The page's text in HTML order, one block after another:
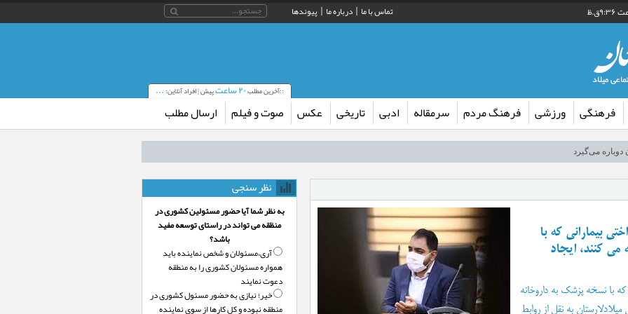
تماس با ما درباره ما پیوندها
::آخرین مطلب۲۰ ساعت پیش | افراد آنلاین:...
فرهنگی ورزشی فرهنگ مردم سرمقاله ادبی تاریخی عکس صوت و فیلم ارسال مطلب
از شبکه توزیع آب شهر لار
می‌گیرد
سپاه فارس در راستای توسعه ورزش کشتی لارستان
در کتابخانه عمومی گنج شایگان لار
فکری کودکان و نوجوانان اوز راه اندازی شد
بیمارانی که با
کنند، ایجاد
که با نسخه پزشک به داروخانه
به نقل از روابط
نظر سنجی
به نظر شما آیا حضور مسئولین کشوری در
منظقه می تواند در راستای توسعه مفید
باشد؟
آری،‌مسئولان و شخص نماینده باید
همواره مسئولان کشوری را به منطقه
دعوت نمایند
خیر؛‌ نیازی به حضور مسئول کشوری در
منطقه نبوده و کل کارها از سوی نماینده